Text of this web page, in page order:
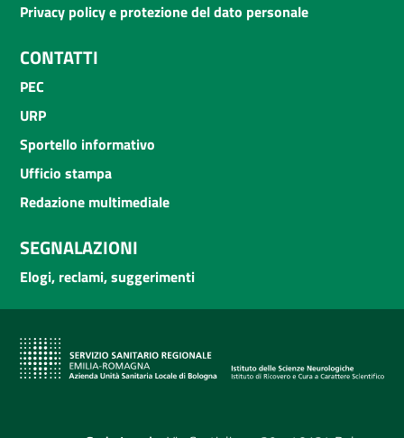
Privacy policy e protezione del dato personale
CONTATTI
PEC
URP
Sportello informativo
Ufficio stampa
Redazione multimediale
SEGNALAZIONI
Elogi, reclami, suggerimenti